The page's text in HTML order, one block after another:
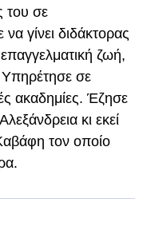
του σε
γίνει διδάκτορας
ζωή,
σε
ακαδημίες. Έζησε
κι εκεί
τον οποίο